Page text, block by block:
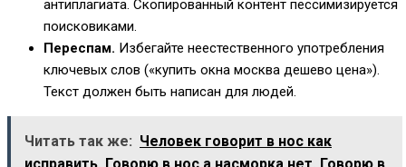
антиплагиата. Скопированный контент пессимизируется
поисковиками.
Переспам. Избегайте неестественного употребления
ключевых слов («купить окна москва дешево цена»).
Текст должен быть написан для людей.
Читать так же: Человек говорит в нос как
исправить. Говорю в нос а насморка нет. Говорю в